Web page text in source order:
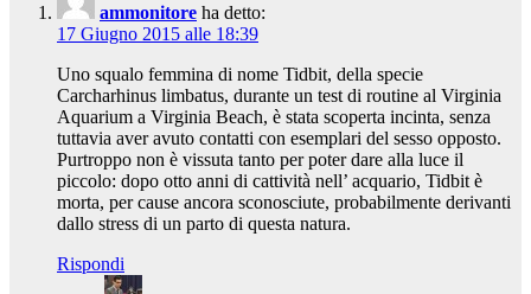
ammonitore ha detto:
17 Giugno 2015 alle 18:39
Uno squalo femmina di nome Tidbit, della specie
Carcharhinus limbatus, durante un test di routine al Virginia
Aquarium a Virginia Beach, è stata scoperta incinta, senza
tuttavia aver avuto contatti con esemplari del sesso opposto.
Purtroppo non è vissuta tanto per poter dare alla luce il
piccolo: dopo otto anni di cattività nell’ acquario, Tidbit è
morta, per cause ancora sconosciute, probabilmente derivanti
dallo stress di un parto di questa natura.
Rispondi